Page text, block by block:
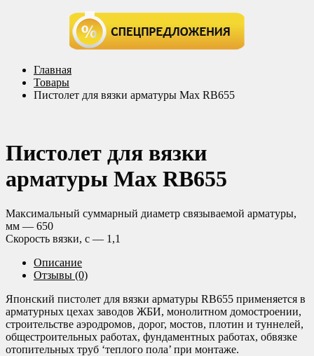
Главная
Товары
Пистолет для вязки арматуры Max RB655
Пистолет для вязки
арматуры Max RB655
Максимальный суммарный диаметр связываемой арматуры,
мм — 650
Скорость вязки, с — 1,1
Описание
Отзывы (0)
Японский пистолет для вязки арматуры RB655 применяется в
арматурных цехах заводов ЖБИ, монолитном домостроении,
строительстве аэродромов, дорог, мостов, плотин и туннелей,
общестроительных работах, фундаментных работах, обвязке
отопительных труб ‘теплого пола’ при монтаже.